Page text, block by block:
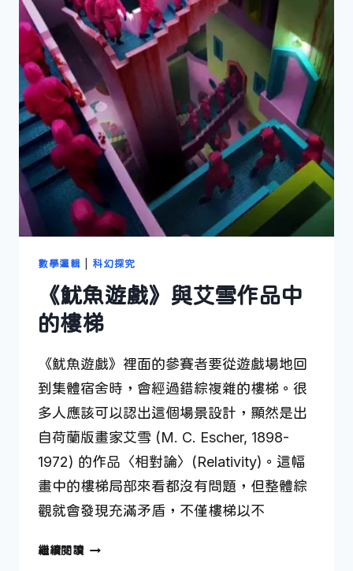
數學邏輯 科幻探究
《魷魚遊戲》與艾雪作品中
的樓梯
《魷魚遊戲》裡面的參賽者要從遊戲場地回
到集體宿舍時，會經過錯綜複雜的樓梯。很
多人應該可以認出這個場景設計，顯然是出
自荷蘭版畫家艾雪 (M. C. Escher, 1898-
1972) 的作品〈相對論〉(Relativity)。這幅
畫中的樓梯局部來看都沒有問題，但整體綜
觀就會發現充滿矛盾，不僅樓梯以不
繼續閱讀《魷